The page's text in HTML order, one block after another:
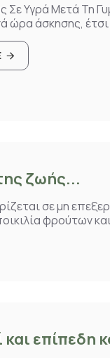
Σε Υγρά Μετά Τη
ώρα άσκησης,
ζωής...
σε μη
φρούτων
και